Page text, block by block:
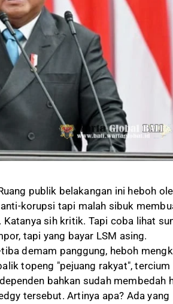
publik belakangan ini heboh
korupsi tapi malah sibuk
sih kritik. Tapi coba lihat
tapi yang bayar LSM asing.
demam panggung, heboh
topeng "pejuang rakyat", tercium
bahkan sudah membedah
tersebut. Artinya apa? Ada yang